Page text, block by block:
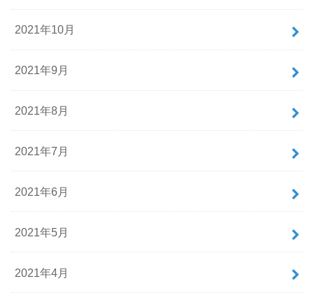
2021年10月
2021年9月
2021年8月
2021年7月
2021年6月
2021年5月
2021年4月